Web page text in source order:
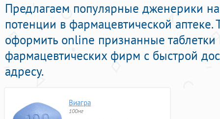
Предлагаем популярные дженерики
потенции в фармацевтической
оформить online признанные
фармацевтических фирм с быстрой
адресу.
Виагра
100мг